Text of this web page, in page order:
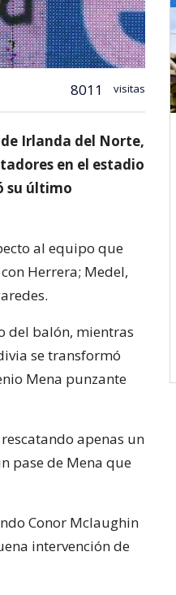
8011 visitas
Irlanda del Norte,
en el estadio
su último
al equipo que
Herrera; Medel,
del balón, mientras
se transformó
Mena punzante
apenas un
pase de Mena que
Conor Mclaughin
intervención de